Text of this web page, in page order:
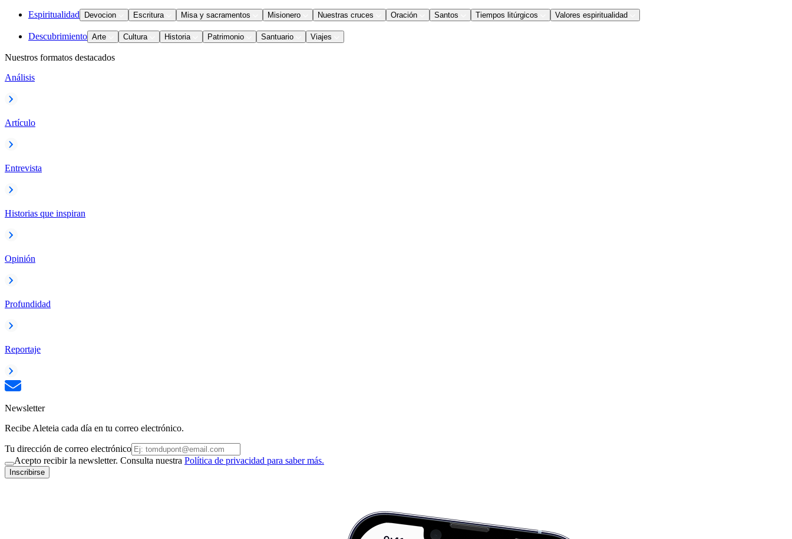
Espiritualidad Devocion Escritura Misa y sacramentos Misionero Nuestras cruces Oración Santos Tiempos litúrgicos Valores espiritualidad
Descubrimiento Arte Cultura Historia Patrimonio Santuario Viajes
Nuestros formatos destacados
Análisis
Artículo
Entrevista
Historias que inspiran
Opinión
Profundidad
Reportaje
Newsletter
Recibe Aleteia cada día en tu correo electrónico.
Tu dirección de correo electrónico
Acepto recibir la newsletter. Consulta nuestra Política de privacidad para saber más.
Inscribirse